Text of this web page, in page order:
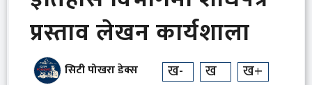
प्रस्ताव लेखन कार्यशाला
सिटी पोखरा डेक्स ख- ख ख+